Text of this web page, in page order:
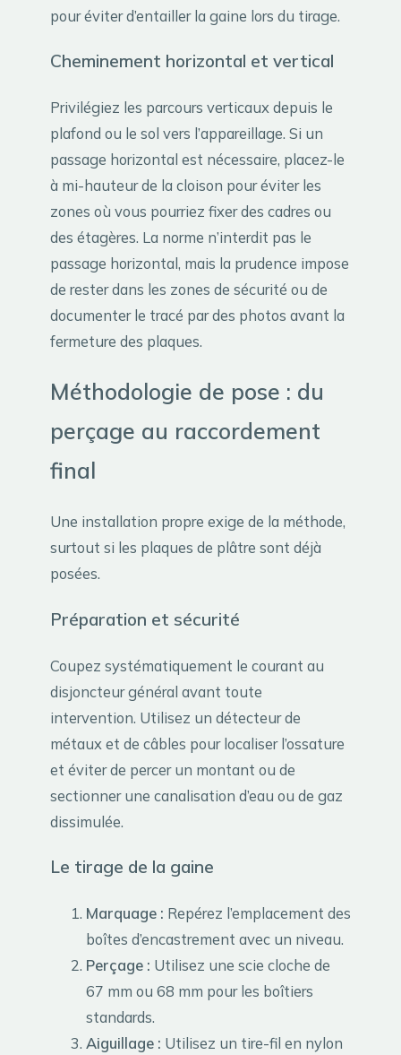
pour éviter d’entailler la gaine lors du tirage.
Cheminement horizontal et vertical
Privilégiez les parcours verticaux depuis le
plafond ou le sol vers l’appareillage. Si un
passage horizontal est nécessaire, placez-le
à mi-hauteur de la cloison pour éviter les
zones où vous pourriez fixer des cadres ou
des étagères. La norme n’interdit pas le
passage horizontal, mais la prudence impose
de rester dans les zones de sécurité ou de
documenter le tracé par des photos avant la
fermeture des plaques.
Méthodologie de pose : du
perçage au raccordement
final
Une installation propre exige de la méthode,
surtout si les plaques de plâtre sont déjà
posées.
Préparation et sécurité
Coupez systématiquement le courant au
disjoncteur général avant toute
intervention. Utilisez un détecteur de
métaux et de câbles pour localiser l’ossature
et éviter de percer un montant ou de
sectionner une canalisation d’eau ou de gaz
dissimulée.
Le tirage de la gaine
Marquage : Repérez l’emplacement des
boîtes d’encastrement avec un niveau.
Perçage : Utilisez une scie cloche de
67 mm ou 68 mm pour les boîtiers
standards.
Aiguillage : Utilisez un tire-fil en nylon